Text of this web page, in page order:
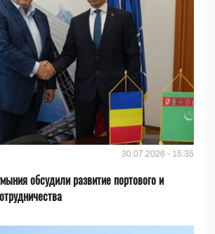
30.07.2026 - 15:35
обсудили развитие портового и